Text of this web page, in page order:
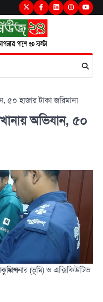
TwitterFacebook
LinkedInInstagram
৫০ হাজার টাকা জরিমানা
অভিযান, ৫০
ম্যাজিস্ট্রেট শিবু দাস।